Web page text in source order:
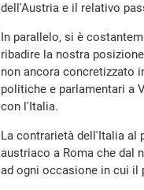
dell'Austria e il relativo
In parallelo, si è
ribadire la nostra
non ancora concretizzato
politiche e parlamentari a
con l'Italia.
La contrarietà dell'Italia al
austriaco a Roma che dal
ad ogni occasione in cui il